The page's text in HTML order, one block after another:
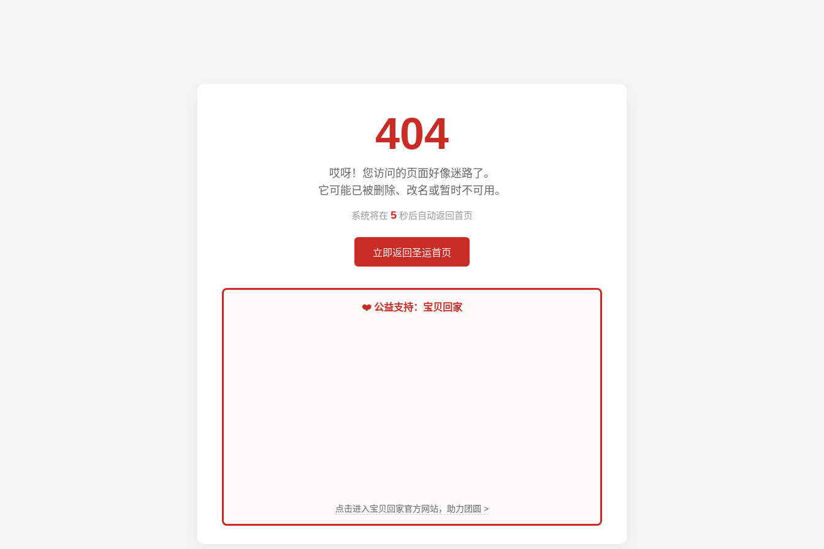
404
哎呀！您访问的页面好像迷路了。
它可能已被删除、改名或暂时不可用。
系统将在 4 秒后自动返回首页
立即返回圣运首页
❤️ 公益支持：宝贝回家
点击进入宝贝回家官方网站，助力团圆 >